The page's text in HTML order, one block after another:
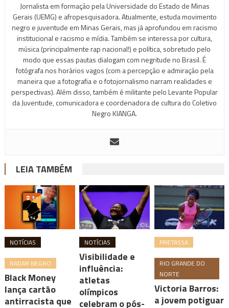
Jornalista em formação pela Universidade do Estado de Minas
Gerais (UEMG) e afropesquisadora. Atualmente, estuda movimento
negro e juventude em Minas Gerais, mas já aprofundou em racismo
institucional e racismo e mídia. Também se interessa por cultura,
música (principalmente rap nacional!) e política, sobretudo pelo
modo que essas pautas dialogam com negritude no Brasil. É
fotógrafa nos horários vagos (com a percepção e admiração pela
maneira que a fotografia e o fotojornalismo narram realidades e
perspectivas). Além disso, também é militante pelo Levante Popular
da Juventude, comunicadora e coordenadora de cultura do Coletivo
Negro KIANGA.
LEIA TAMBÉM
NOTÍCIAS
RADAR NEGRO
Black Money
lança cartão
antirracista que
NOTÍCIAS
Visibilidade e
influência:
atletas
olímpicos
celebram o pós-
PRETASSA
RIO GRANDE DO
NORTE
Victoria Barros:
a jovem potiguar